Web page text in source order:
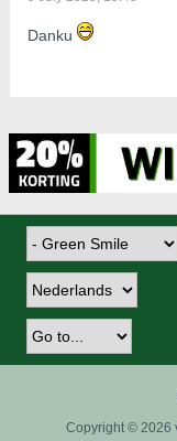
Danku ​​​​​​
Copyright © 2026